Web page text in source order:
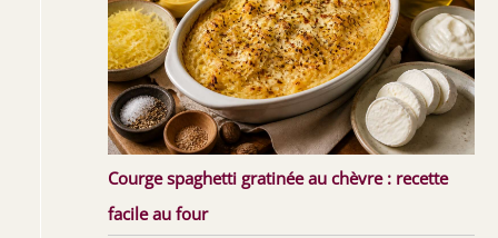
Courge spaghetti gratinée au chèvre : recette
facile au four